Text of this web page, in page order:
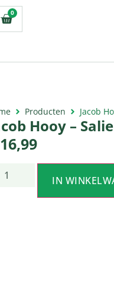
0
Producten Jacob
Hooy –
16,99
IN